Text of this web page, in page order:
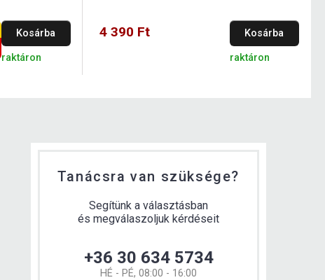
Kosárba
raktáron
4 390 Ft Kosárba
raktáron
Tanácsra van szüksége?
Segítünk a választásban
és megválaszoljuk kérdéseit
+36 30 634 5734
HÉ - PÉ, 08:00 - 16:00